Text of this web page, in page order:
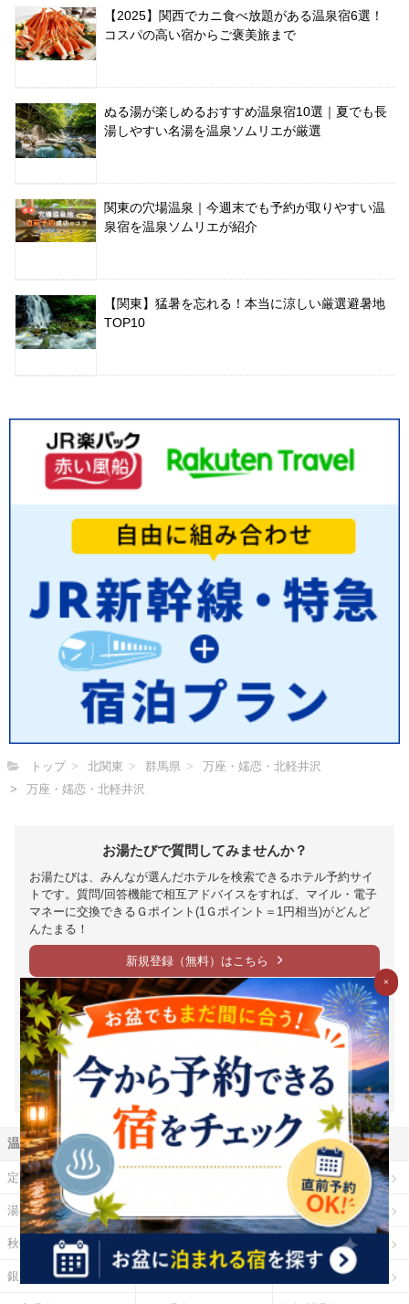
【2025】関西でカニ食べ放題がある温泉宿6選！
コスパの高い宿からご褒美旅まで
ぬる湯が楽しめるおすすめ温泉宿10選｜夏でも長
湯しやすい名湯を温泉ソムリエが厳選
関東の穴場温泉｜今週末でも予約が取りやすい温
泉宿を温泉ソムリエが紹介
【関東】猛暑を忘れる！本当に涼しい厳選避暑地
TOP10
トップ 北関東 群馬県
万座・嬬恋・北軽井沢
万座・嬬恋・北軽井沢
お湯たびで質問してみませんか？
お湯たびは、みんなが選んだホテルを検索できるホテル予約サイ
トです。質問/回答機能で相互アドバイスをすれば、マイル・電子
マネーに交換できるＧポイント(1Ｇポイント＝1円相当)がどんど
んたまる！
新規登録（無料）はこちら
※1Ｇ＝1円相当は、Ｇポイントの価値の目安となります。ポイント
交換時には、原則として交換手数料が発生します。（一部の交換パ
ートナーを除く）また、交換レートや最低交換数量がパートナーご
とに設定されているため、実質的には1円相当を下回ります。（一部
下回らない場合もございます）詳細は各パートナー毎の交換詳細ペ
ージをご確認ください。
温泉地から探す
定山渓温泉 十勝川温泉
湯の川温泉（北海道） 鳴子温泉
秋保温泉
銀山温泉 伊香保温泉
×